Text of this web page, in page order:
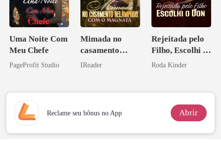
Uma Noite Com
Meu Chefe
PageProfit Studio
Mimada no
casamento
relâmpago com
IReader
Rejeitada pelo
Filho, Escolhi o
Don
Roda Kinder
Reclame seu bônus no App Abrir